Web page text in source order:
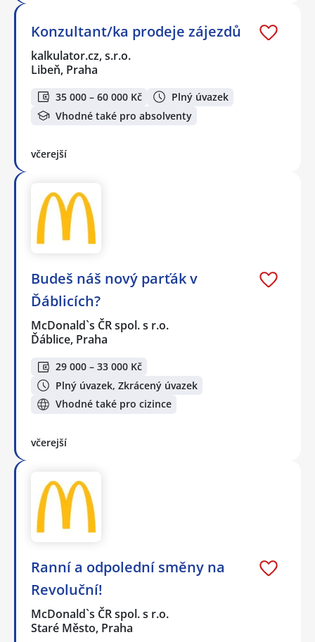
Konzultant/ka prodeje zájezdů
kalkulator.cz, s.r.o.
Libeň, Praha
35 000 – 60 000 Kč
Plný úvazek
Vhodné také pro absolventy
včerejší
Budeš náš nový parťák v
Ďáblicích?
McDonald`s ČR spol. s r.o.
Ďáblice, Praha
29 000 – 33 000 Kč
Plný úvazek, Zkrácený úvazek
Vhodné také pro cizince
včerejší
Ranní a odpolední směny na
Revoluční!
McDonald`s ČR spol. s r.o.
Staré Město, Praha